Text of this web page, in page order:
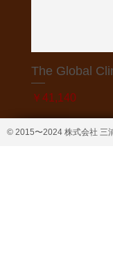
The Global
価格
￥41,140
© 2015〜2024 株式会社 三